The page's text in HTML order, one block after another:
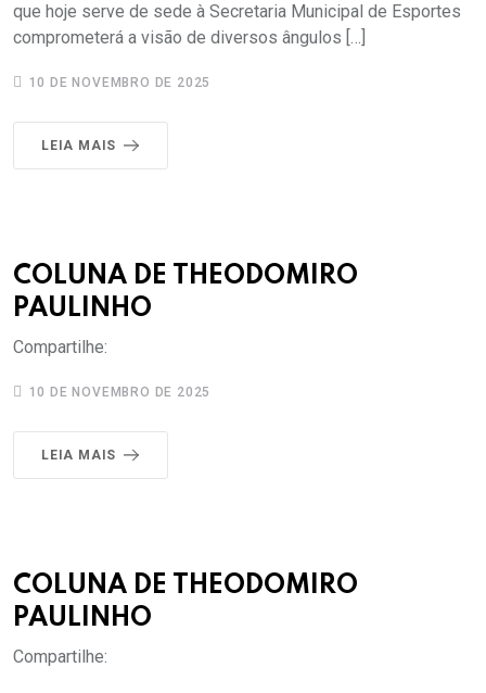
que hoje serve de sede à Secretaria Municipal de Esportes
comprometerá a visão de diversos ângulos […]
10 DE NOVEMBRO DE 2025
LEIA MAIS
COLUNA DE THEODOMIRO
PAULINHO
Compartilhe:
10 DE NOVEMBRO DE 2025
LEIA MAIS
COLUNA DE THEODOMIRO
PAULINHO
Compartilhe: